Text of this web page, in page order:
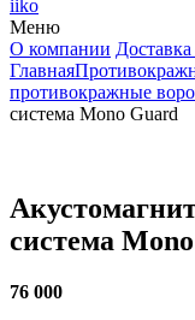
iiko
Меню
О компании
Главная
противокражные
система Mono Guard
система
76 000